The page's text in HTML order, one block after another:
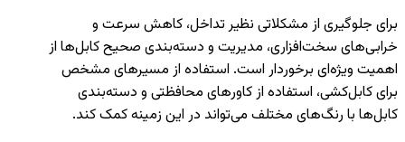
برای جلوگیری از مشکلاتی نظیر تداخل، کاهش سرعت و
خرابی‌های سخت‌افزاری، مدیریت و دسته‌بندی صحیح کابل‌ها از
اهمیت ویژه‌ای برخوردار است. استفاده از مسیرهای مشخص
برای کابل‌کشی، استفاده از کاورهای محافظتی و دسته‌بندی
کابل‌ها با رنگ‌های مختلف می‌تواند در این زمینه کمک کند.